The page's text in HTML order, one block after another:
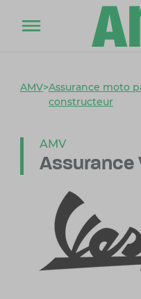
AMV>Assurance moto
constructeur
AMV
Assurance